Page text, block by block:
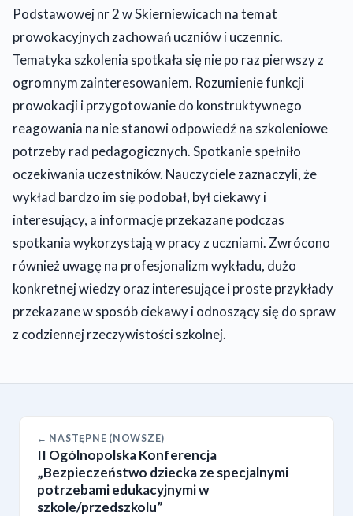
Podstawowej nr 2 w Skierniewicach na temat
prowokacyjnych zachowań uczniów i uczennic.
Tematyka szkolenia spotkała się nie po raz pierwszy z
ogromnym zainteresowaniem. Rozumienie funkcji
prowokacji i przygotowanie do konstruktywnego
reagowania na nie stanowi odpowiedź na szkoleniowe
potrzeby rad pedagogicznych. Spotkanie spełniło
oczekiwania uczestników. Nauczyciele zaznaczyli, że
wykład bardzo im się podobał, był ciekawy i
interesujący, a informacje przekazane podczas
spotkania wykorzystają w pracy z uczniami. Zwrócono
również uwagę na profesjonalizm wykładu, dużo
konkretnej wiedzy oraz interesujące i proste przykłady
przekazane w sposób ciekawy i odnoszący się do spraw
z codziennej rzeczywistości szkolnej.
← NASTĘPNE (NOWSZE)
II Ogólnopolska Konferencja
„Bezpieczeństwo dziecka ze specjalnymi
potrzebami edukacyjnymi w
szkole/przedszkolu”